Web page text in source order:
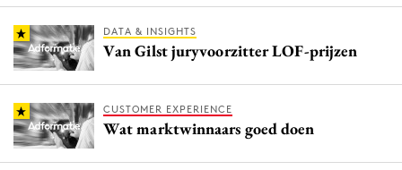
DATA & INSIGHTS
Van Gilst juryvoorzitter LOF-prijzen
CUSTOMER EXPERIENCE
Wat marktwinnaars goed doen